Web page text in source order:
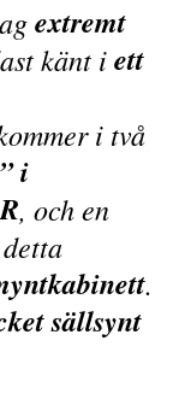
extremt
känt iett
i två
i
, och en
.
sällsynt